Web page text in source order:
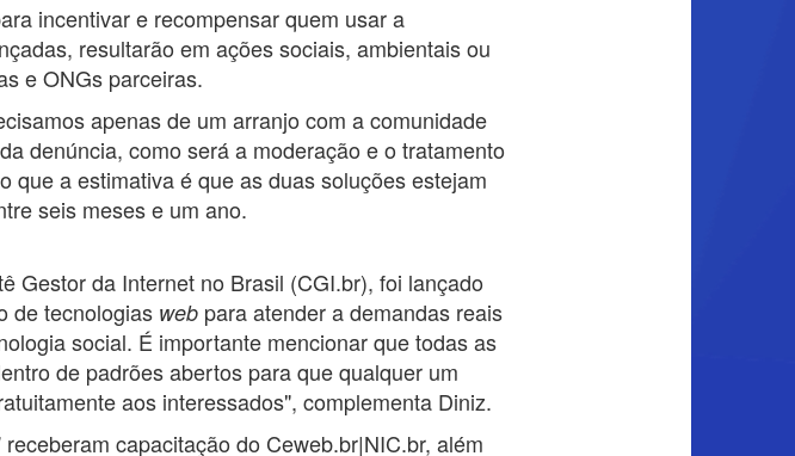
incentivar e recompensar quem usar a
resultarão em ações sociais, ambientais ou
e ONGs parceiras.
apenas de um arranjo com a comunidade
denúncia, como será a moderação e o tratamento
que a estimativa é que as duas soluções estejam
seis meses e um ano.
Gestor da Internet no Brasil (CGI.br), foi lançado
de tecnologias web para atender a demandas reais
social. É importante mencionar que todas as
de padrões abertos para que qualquer um
aos interessados", complementa Diniz.
capacitação do Ceweb.br|NIC.br, além